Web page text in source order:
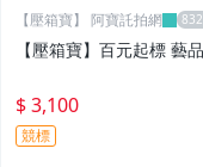
【壓箱寶】 阿寶託拍網
【壓箱寶】百元起標 藝
$ 3,100
競標